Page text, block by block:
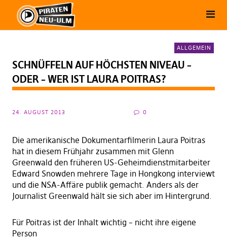
ALLGEMEIN
SCHNÜFFELN AUF HÖCHSTEN NIVEAU –
ODER – WER IST LAURA POITRAS?
24. AUGUST 2013 0
Die amerikanische Dokumentarfilmerin Laura Poitras
hat in diesem Frühjahr zusammen mit Glenn
Greenwald den früheren US-Geheimdienstmitarbeiter
Edward Snowden mehrere Tage in Hongkong interviewt
und die NSA-Affäre publik gemacht. Anders als der
Journalist Greenwald hält sie sich aber im Hintergrund.
Für Poitras ist der Inhalt wichtig – nicht ihre eigene
Person